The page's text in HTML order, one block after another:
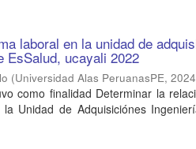
laboral en la unidad de
ucayali 2022
(Universidad Alas PeruanasPE,2024
como finalidad Determinar la
Unidad de Adquisiciónes